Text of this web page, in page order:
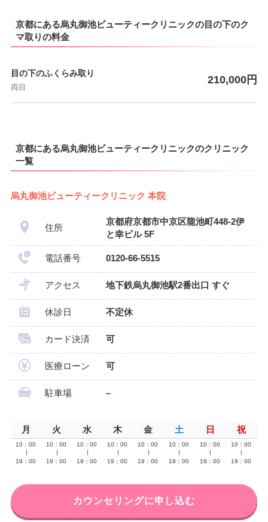
京都にある烏丸御池ビューティークリニックの目の下のク
マ取りの料金
目の下のふくらみ取り
両目
210,000円
京都にある烏丸御池ビューティークリニックのクリニック
一覧
烏丸御池ビューティークリニック 本院
住所
京都府京都市中京区龍池町448-2伊
と幸ビル 5F
電話番号 0120-66-5515
アクセス 地下鉄烏丸御池駅2番出口 すぐ
休診日 不定休
カード決済 可
医療ローン 可
駐車場 –
月 火 水 木 金 土 日 祝
10：00
19：00
10：00
19：00
10：00
19：00
10：00
19：00
10：00
19：00
10：00
19：00
10：00
19：00
10：00
19：00
カウンセリングに申し込む